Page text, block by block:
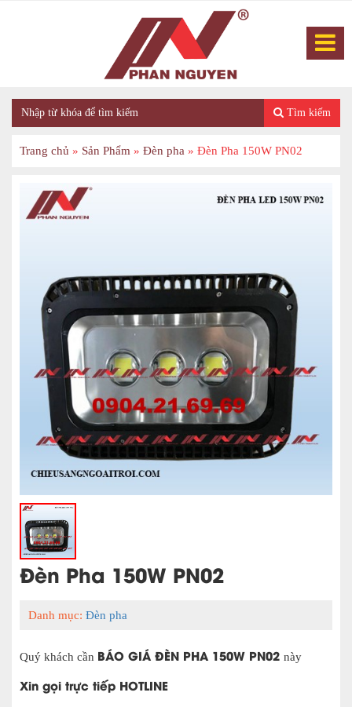
Tìm kiếm
Trang chủ » Sản Phẩm » Đèn pha » Đèn Pha 150W PN02
Đèn Pha 150W PN02
Danh mục: Đèn pha
Quý khách cần BÁO GIÁ ĐÈN PHA 150W PN02 này
Xin gọi trực tiếp HOTLINE